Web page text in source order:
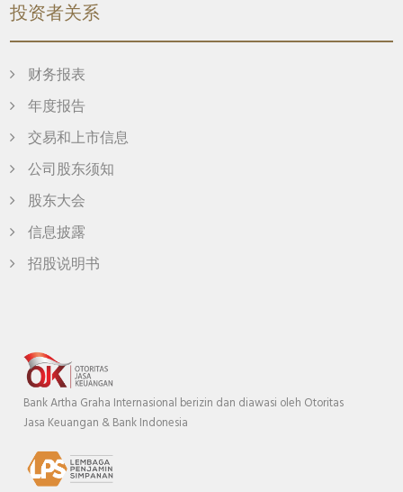
投资者关系
财务报表
年度报告
交易和上市信息
公司股东须知
股东大会
信息披露
招股说明书
Bank Artha Graha Internasional berizin dan diawasi oleh Otoritas
Jasa Keuangan & Bank Indonesia